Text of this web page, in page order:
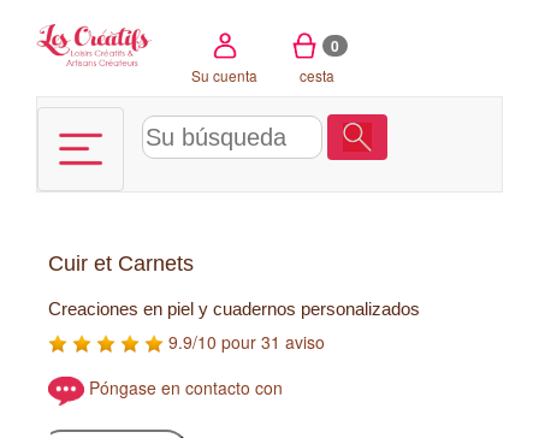
Su cuenta
0
cesta
Cuir et Carnets
Creaciones en piel y cuadernos personalizados
9.9/10 pour 31 aviso
Póngase en contacto con